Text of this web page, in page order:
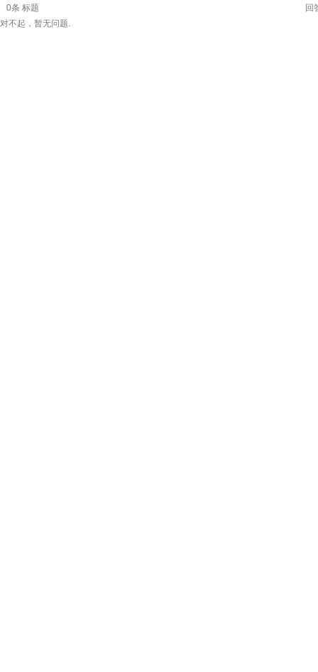
0条 标题
回
对不起，暂无问题.